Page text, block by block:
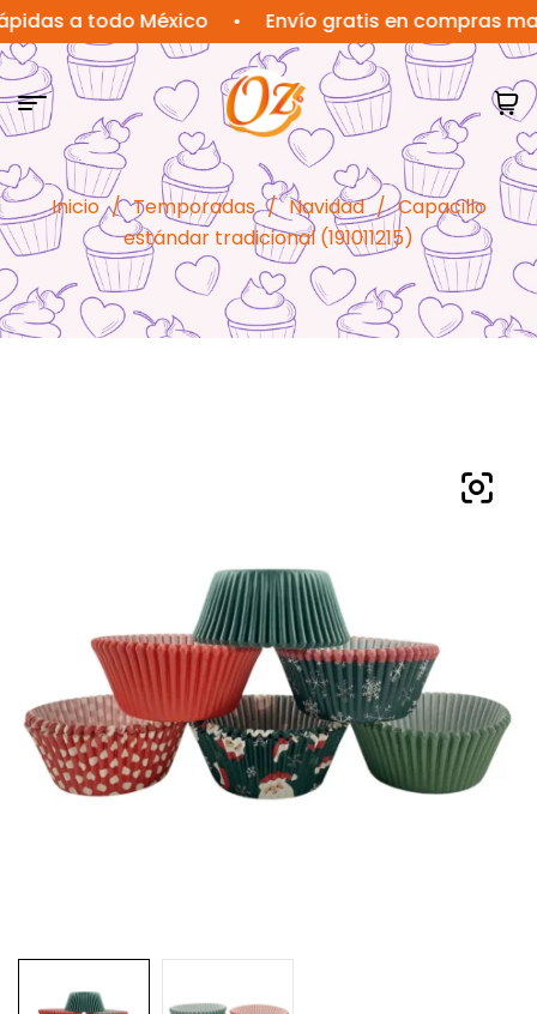
a todo México • Envío gratis en compras
Inicio / Temporadas / Navidad / Capacillo
estándar tradicional (191011215)